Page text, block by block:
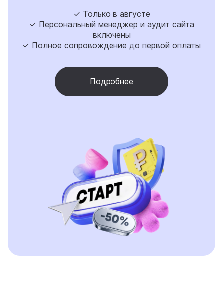
✓ Только в августе
✓ Персональный менеджер и аудит сайта
включены
✓ Полное сопровождение до первой оплаты
Подробнее